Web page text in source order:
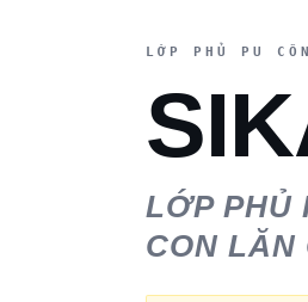
LỚP PHỦ PU
LỚP PHỦ
CON LĂN